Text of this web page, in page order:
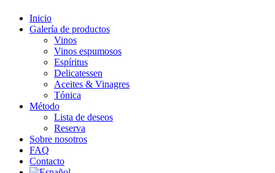
Inicio
Galería de productos
Vinos
Vinos espumosos
Espíritus
Delicatessen
Aceites & Vinagres
Tónica
Método
Lista de deseos
Reserva
Sobre nosotros
FAQ
Contacto